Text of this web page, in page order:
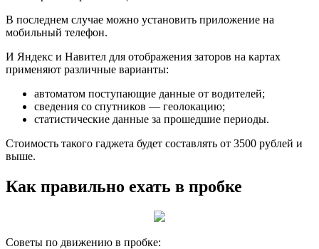
В последнем случае можно установить приложение на
мобильный телефон.
И Яндекс и Навител для отображения заторов на картах
применяют различные варианты:
автоматом поступающие данные от водителей;
сведения со спутников — геолокацию;
статистические данные за прошедшие периоды.
Стоимость такого гаджета будет составлять от 3500 рублей и
выше.
Как правильно ехать в пробке
Советы по движению в пробке: